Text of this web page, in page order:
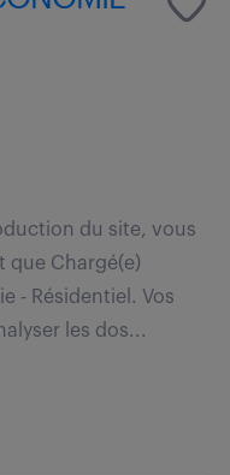
du site, vous
que Chargé(e)
- Résidentiel. Vos
les dos...